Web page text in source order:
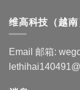
维高科技（越南
Email 邮箱: